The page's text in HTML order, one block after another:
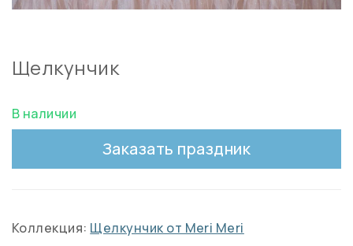
Щелкунчик
В наличии
Заказать праздник
Коллекция: Щелкунчик от Meri Meri